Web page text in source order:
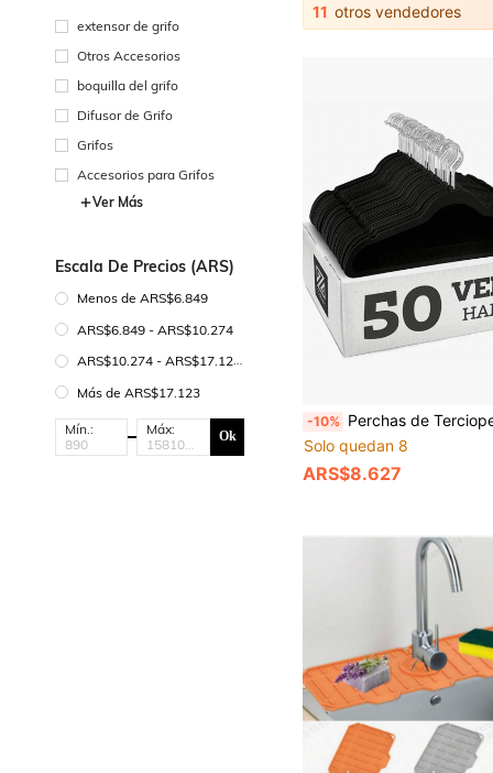
extensor de grifo
Otros Accesorios
boquilla del grifo
Difusor de Grifo
Grifos
Accesorios para Grifos
Ver Más
Escala De Precios (ARS)
Menos de ARS$6.849
ARS$6.849 - ARS$10.274
ARS$10.274 - ARS$17.123
Más de ARS$17.123
Mín.: Máx: Ok
11 otros vendedores
-10% Perchas de Terciopelo Negro Premium, Perchas Delgadas Antideslizantes de Fieltro Flocado, Perchas Resistentes para Ropa, Perchas Reforzadas para Abrigos & Trajes,
Solo quedan 8
ARS$8.627